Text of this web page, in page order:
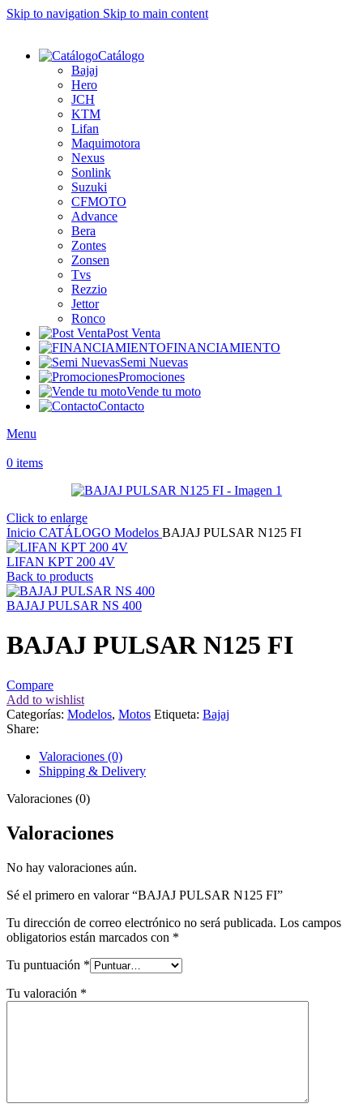
Skip to navigation Skip to main content
Catálogo
Bajaj
Hero
JCH
KTM
Lifan
Maquimotora
Nexus
Sonlink
Suzuki
CFMOTO
Advance
Bera
Zontes
Zonsen
Tvs
Rezzio
Jettor
Ronco
Post Venta
FINANCIAMIENTO
Semi Nuevas
Promociones
Vende tu moto
Contacto
Menu
0 items
Click to enlarge
Inicio CATÁLOGO Modelos BAJAJ PULSAR N125 FI
LIFAN KPT 200 4V
Back to products
BAJAJ PULSAR NS 400
BAJAJ PULSAR N125 FI
Compare
Add to wishlist
Categorías: Modelos, Motos Etiqueta: Bajaj
Share:
Valoraciones (0)
Shipping & Delivery
Valoraciones (0)
Valoraciones
No hay valoraciones aún.
Sé el primero en valorar “BAJAJ PULSAR N125 FI”
Tu dirección de correo electrónico no será publicada. Los campos
obligatorios están marcados con *
Tu puntuación *
Tu valoración *